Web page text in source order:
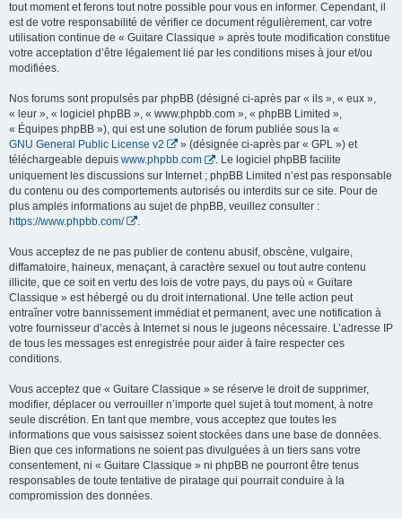
tout moment et ferons tout notre possible pour vous en informer. Cependant, il
est de votre responsabilité de vérifier ce document régulièrement, car votre
utilisation continue de « Guitare Classique » après toute modification constitue
votre acceptation d’être légalement lié par les conditions mises à jour et/ou
modifiées.
Nos forums sont propulsés par phpBB (désigné ci-après par « ils », « eux »,
« leur », « logiciel phpBB », « www.phpbb.com », « phpBB Limited »,
« Équipes phpBB »), qui est une solution de forum publiée sous la «
GNU General Public License v2
» (désignée ci-après par « GPL ») et
téléchargeable depuis www.phpbb.com
. Le logiciel phpBB facilite
uniquement les discussions sur Internet ; phpBB Limited n’est pas responsable
du contenu ou des comportements autorisés ou interdits sur ce site. Pour de
plus amples informations au sujet de phpBB, veuillez consulter :
https://www.phpbb.com/
Vous acceptez de ne pas publier de contenu abusif, obscène, vulgaire,
diffamatoire, haineux, menaçant, à caractère sexuel ou tout autre contenu
illicite, que ce soit en vertu des lois de votre pays, du pays où « Guitare
Classique » est hébergé ou du droit international. Une telle action peut
entraîner votre bannissement immédiat et permanent, avec une notification à
votre fournisseur d’accès à Internet si nous le jugeons nécessaire. L’adresse IP
de tous les messages est enregistrée pour aider à faire respecter ces
conditions.
Vous acceptez que « Guitare Classique » se réserve le droit de supprimer,
modifier, déplacer ou verrouiller n’importe quel sujet à tout moment, à notre
seule discrétion. En tant que membre, vous acceptez que toutes les
informations que vous saisissez soient stockées dans une base de données.
Bien que ces informations ne soient pas divulguées à un tiers sans votre
consentement, ni « Guitare Classique » ni phpBB ne pourront être tenus
responsables de toute tentative de piratage qui pourrait conduire à la
compromission des données.